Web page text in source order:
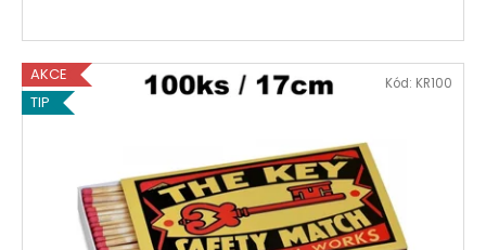
AKCE
TIP
Kód: KR100